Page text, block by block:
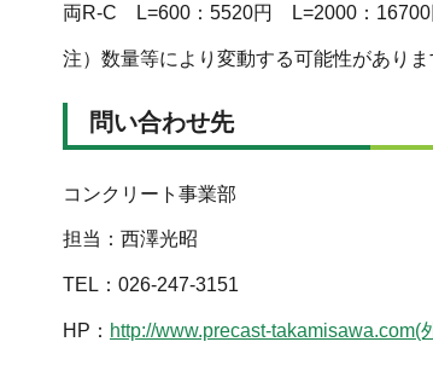
両R-C L=600：5520円 L=2000：16700
注）数量等により変動する可能性があり
問い合わせ先
コンクリート事業部
担当：西澤光昭
TEL：026-247-3151
HP： http://www.precast-takamisawa.com(